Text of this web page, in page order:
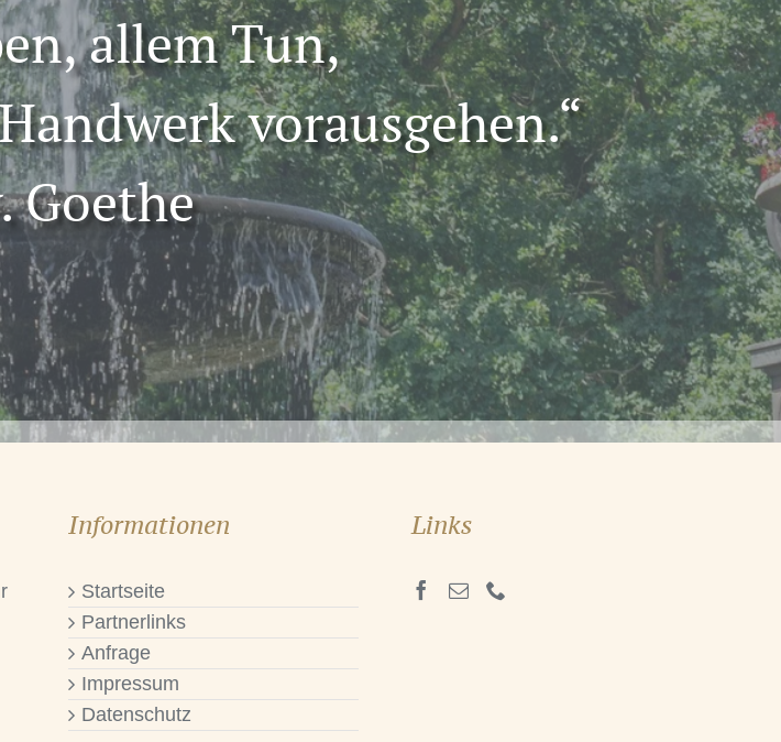
allem Tun,
vorausgehen.“
Goethe
Informationen
Startseite
Partnerlinks
Anfrage
Impressum
Datenschutz
Links